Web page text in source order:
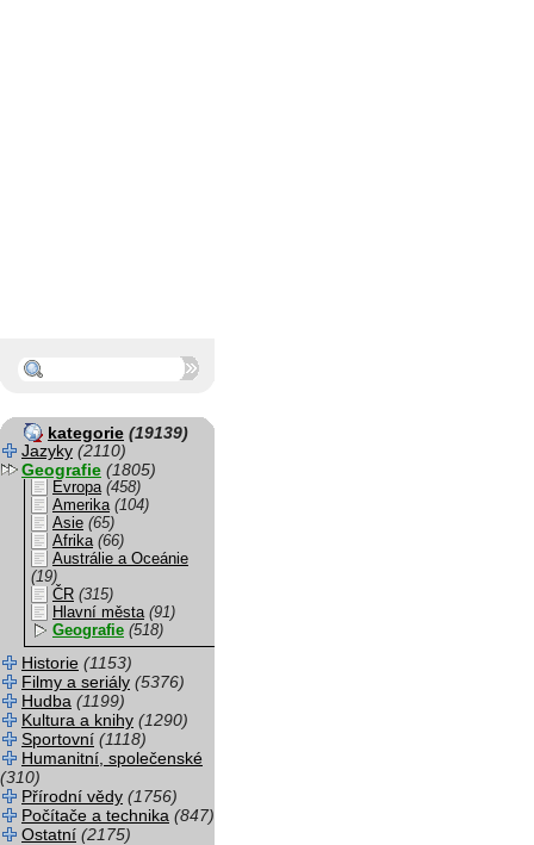
kategorie (19139)
Jazyky (2110)
Geografie (1805)
Evropa (458)
Amerika (104)
Asie (65)
Afrika (66)
Austrálie a Oceánie
(19)
ČR (315)
Hlavní města (91)
Geografie (518)
Historie (1153)
Filmy a seriály (5376)
Hudba (1199)
Kultura a knihy (1290)
Sportovní (1118)
Humanitní, společenské
(310)
Přírodní vědy (1756)
Počítače a technika (847)
Ostatní (2175)